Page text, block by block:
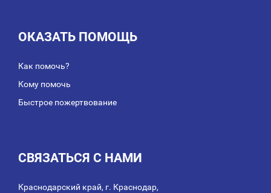
ОКАЗАТЬ ПОМОЩЬ
Как помочь?
Кому помочь
Быстрое пожертвование
СВЯЗАТЬСЯ С НАМИ
Краснодарский край, г. Краснодар,